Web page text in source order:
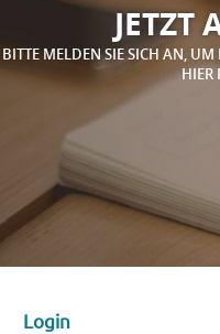
JETZT
BITTE MELDEN SIE SICH AN,
HIER
Login